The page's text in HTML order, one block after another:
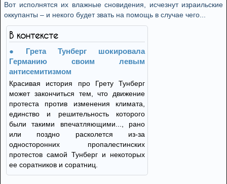
Вот исполнятся их влажные сновидения, исчезнут израильские
оккупанты – и некого будет звать на помощь в случае чего...
В контексте
Грета Тунберг шокировала
Германию своим левым
антисемитизмом
Красивая история про Грету Тунберг
может закончиться тем, что движение
протеста против изменения климата,
единство и решительность которого
были такими впечатляющими..., рано
или поздно расколется из-за
односторонних пропалестинских
протестов самой Тунберг и некоторых
ее соратников и соратниц.